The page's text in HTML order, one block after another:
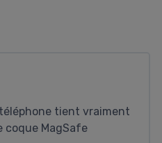
tient vraiment
coque MagSafe